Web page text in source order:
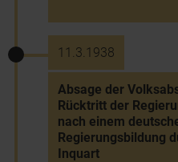
11.3.1938
Absage der
Rücktritt der
nach einem
Regierungsbildung
Inquart